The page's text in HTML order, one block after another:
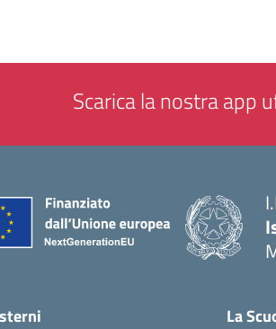
Scarica la nostra app
La